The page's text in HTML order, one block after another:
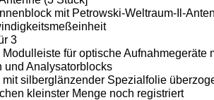
mit Petrowski-Weltraum-Il-
3
Modulleiste für optische Aufnahmegeräte
und Analysatorblocks
silberglänzender Spezialfolie
kleinster Menge noch registriert